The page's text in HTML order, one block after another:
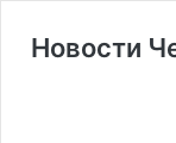
Новости